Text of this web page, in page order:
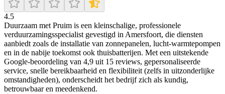
4.5
Duurzaam met Pruim is een kleinschalige, professionele
verduurzamingsspecialist gevestigd in Amersfoort, die diensten
aanbiedt zoals de installatie van zonnepanelen, lucht‑warmtepompen
en in de nabije toekomst ook thuisbatterijen. Met een uitstekende
Google‑beoordeling van 4,9 uit 15 reviews, gepersonaliseerde
service, snelle bereikbaarheid en flexibiliteit (zelfs in uitzonderlijke
omstandigheden), onderscheidt het bedrijf zich als kundig,
betrouwbaar en meedenkend.